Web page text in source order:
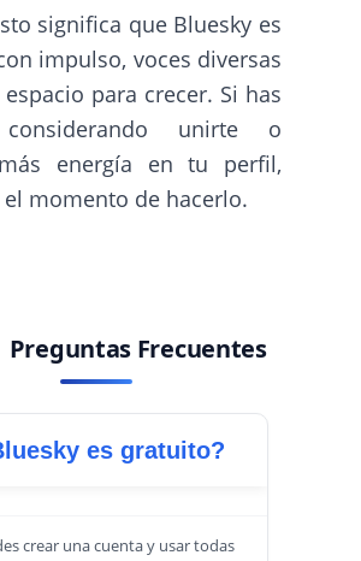
significa que Bluesky es
impulso, voces diversas
para crecer. Si has
unirte o
energía en tu perfil,
el momento de hacerlo.
Preguntas Frecuentes
es gratuito?
crear una cuenta y usar todas